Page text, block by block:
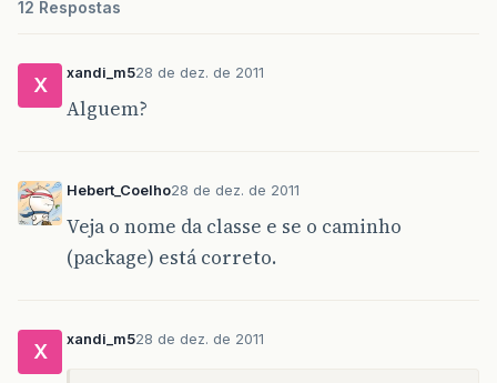
12 Respostas
X
xandi_m528 de dez. de 2011
Alguem?
Hebert_Coelho28 de dez. de 2011
Veja o nome da classe e se o caminho
(package) está correto.
X
xandi_m528 de dez. de 2011